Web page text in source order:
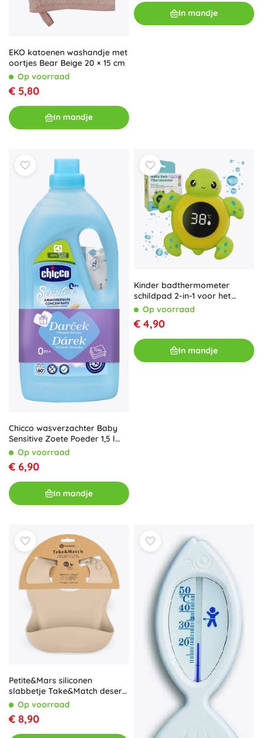
EKO katoenen washandje met
oortjes Bear Beige 20 × 15 cm
Op voorraad
€ 5,80
In mandje
In mandje
Chicco wasverzachter Baby
Sensitive Zoete Poeder 1,5 l
(60 wasbeurten) + vochtige
doekjes 72 stuks
Op voorraad
€ 6,90
In mandje
Kinder badthermometer
schildpad 2-in-1 voor het
meten van water- en
kamertemperatuur
Op voorraad
€ 4,90
In mandje
Petite&Mars siliconen
slabbetje Take&Match desert
sandOp voorraad
€ 8,90